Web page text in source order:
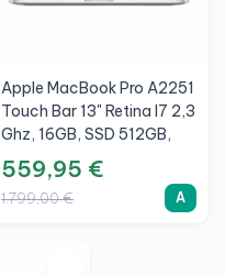
Apple MacBook Pro A2251
Touch Bar 13" Retina I7 2,3
Ghz, 16GB, SSD 512GB,
2020, Argento, A
559,95 €
1.799,00 € A